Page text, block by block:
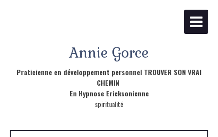
Annie Gorce
Praticienne en développement personnel TROUVER SON VRAI
CHEMIN
En Hypnose Ericksonienne
spiritualité